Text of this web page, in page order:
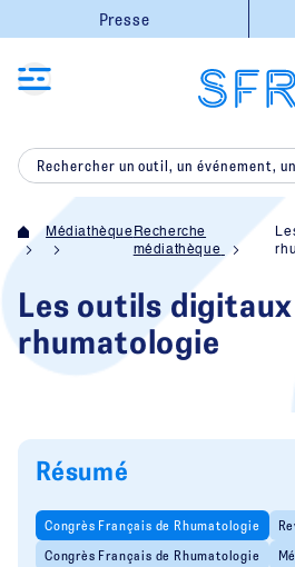
Presse
Médiathèque Recherche
médiathèque
Les outils
rhumatologie
Résumé
Congrès Français de Rhumatologie
Congrès Français de Rhumatologie